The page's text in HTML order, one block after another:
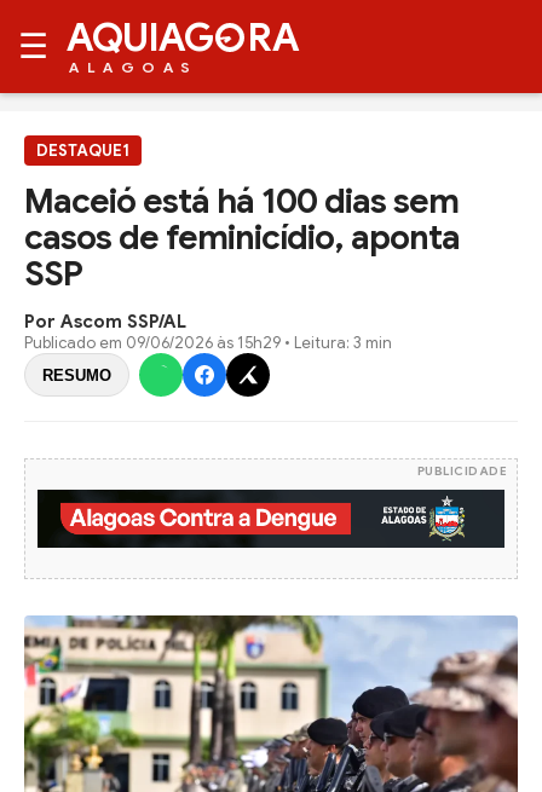
☰ AQUIAG RA
ALAGOAS
DESTAQUE1
Maceió está há 100 dias sem
casos de feminicídio, aponta
SSP
Por Ascom SSP/AL
Publicado em 09/06/2026 às 15h29 • Leitura: 3 min
RESUMO
PUBLICIDADE